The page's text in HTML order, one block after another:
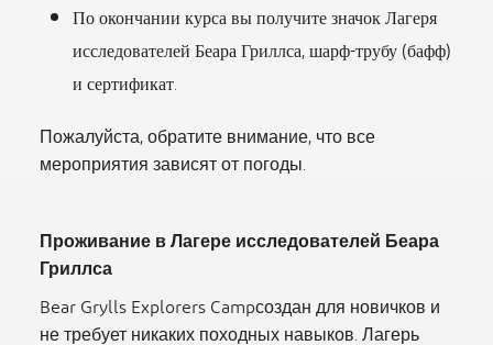
По окончании курса вы получите значок Лагеря
исследователей Беара Гриллса, шарф-трубу (бафф)
и сертификат.
Пожалуйста, обратите внимание, что все
мероприятия зависят от погоды.
Проживание в Лагере исследователей Беара
Гриллса
Bear Grylls Explorers Campсоздан для новичков и
не требует никаких походных навыков. Лагерь